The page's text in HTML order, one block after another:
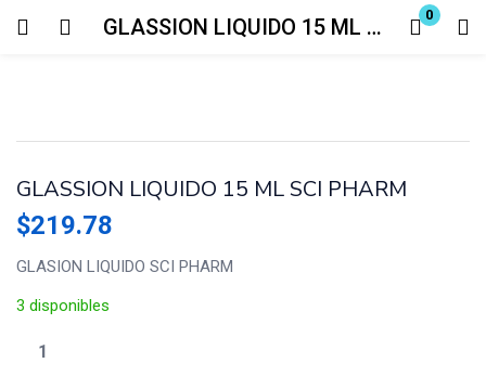
GLASSION LIQUIDO 15 ML SCI PHARM 0
Login
GLASSION LIQUIDO 15 ML SCI PHARM
$219.78
GLASION LIQUIDO SCI PHARM
3 disponibles